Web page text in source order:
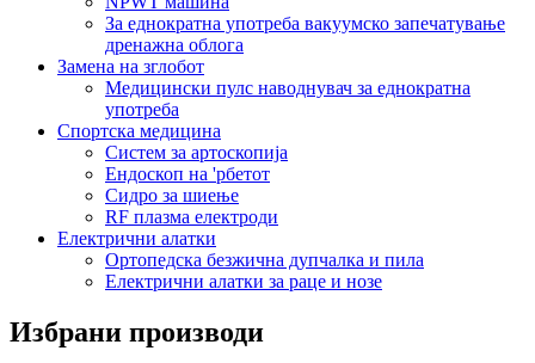
За еднократна употреба вакуумско запечатување
дренажна облога
Замена на зглобот
Медицински пулс наводнувач за еднократна
употреба
Спортска медицина
Систем за артоскопија
Ендоскоп на 'рбетот
Сидро за шиење
RF плазма електроди
Електрични алатки
Ортопедска безжична дупчалка и пила
Електрични алатки за раце и нозе
Избрани производи